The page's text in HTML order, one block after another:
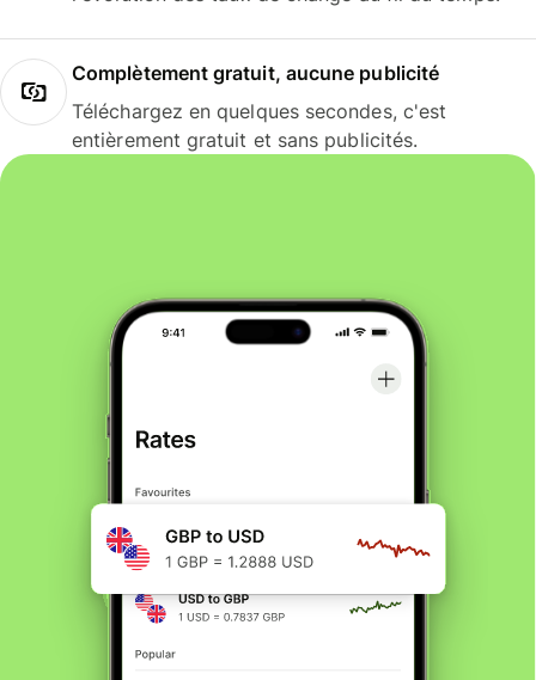
Complètement gratuit, aucune publicité
Téléchargez en quelques secondes, c'est
entièrement gratuit et sans publicités.